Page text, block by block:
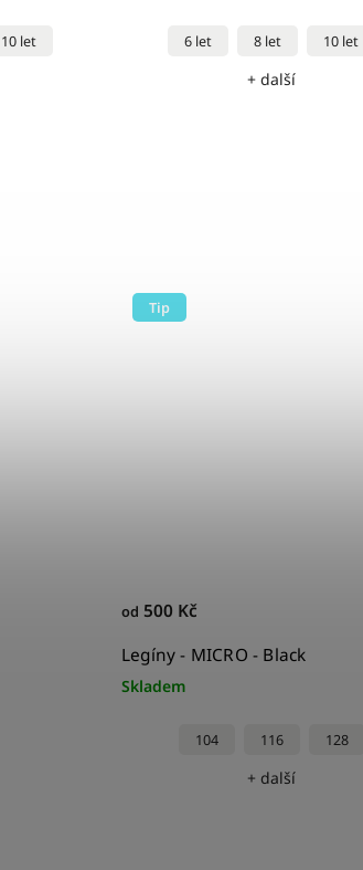
10 let 6 let 8 let 10 let
+ další
Tip
Legíny - MICRO - Black
Skladem
od 500 Kč
104 116 128
+ další